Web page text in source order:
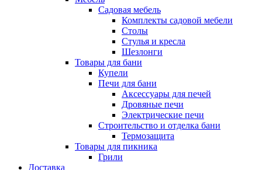
Садовая мебель
Комплекты садовой мебели
Столы
Стулья и кресла
Шезлонги
Товары для бани
Купели
Печи для бани
Аксессуары для печей
Дровяные печи
Электрические печи
Строительство и отделка бани
Термозащита
Товары для пикника
Грили
Доставка